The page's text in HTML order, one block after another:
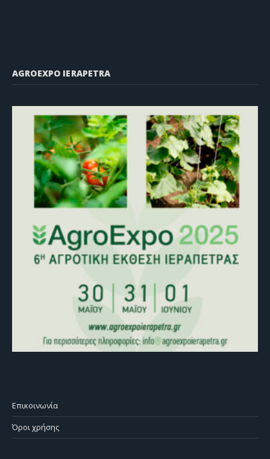
AGROEXPO IERAPETRA
Επικοινωνία
Όροι χρήσης